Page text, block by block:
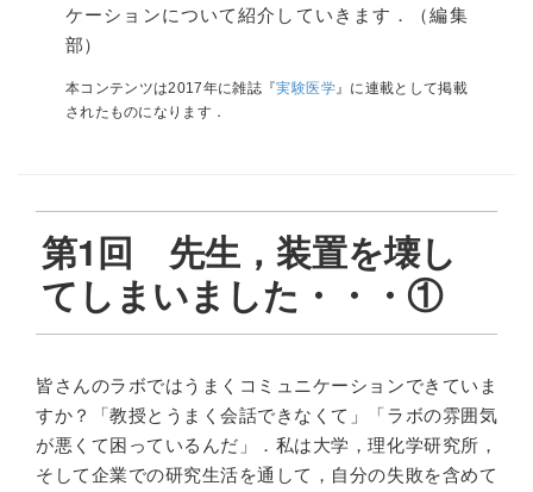
ケーションについて紹介していきます．（編集
部）
本コンテンツは2017年に雑誌『実験医学』に連載として掲載
されたものになります．
第1回 先生，装置を壊し
てしまいました・・・①
皆さんのラボではうまくコミュニケーションできていま
すか？「教授とうまく会話できなくて」「ラボの雰囲気
が悪くて困っているんだ」．私は大学，理化学研究所，
そして企業での研究生活を通して，自分の失敗を含めて